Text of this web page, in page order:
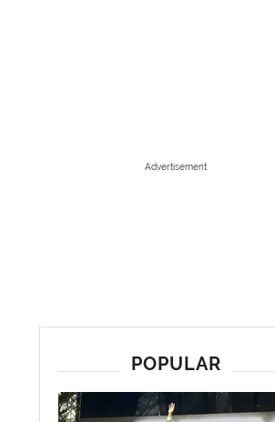
Advertisement
POPULAR